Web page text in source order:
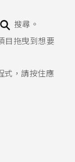
搜尋。
目拖曳到想要
式，請按住應